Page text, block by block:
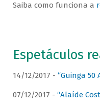
Saiba como funciona a
Espetáculos
14/12/2017 - “Guinga 50
07/12/2017 - “Alaíde